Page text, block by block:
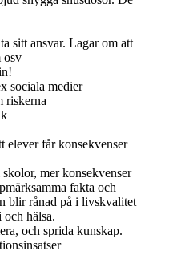
sitt ansvar. Lagar om att
osv
sociala medier
riskerna
elever får konsekvenser
mer konsekvenser
fakta och
blir rånad på i livskvalitet
hälsa.
och sprida kunskap.